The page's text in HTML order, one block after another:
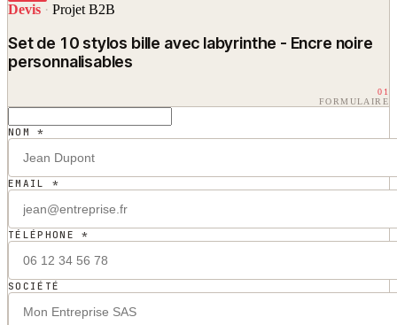
Devis · Projet B2B
Set de 10 stylos bille avec labyrinthe - Encre noire
personnalisables
01
FORMULAIRE
NOM *
EMAIL *
TÉLÉPHONE *
SOCIÉTÉ